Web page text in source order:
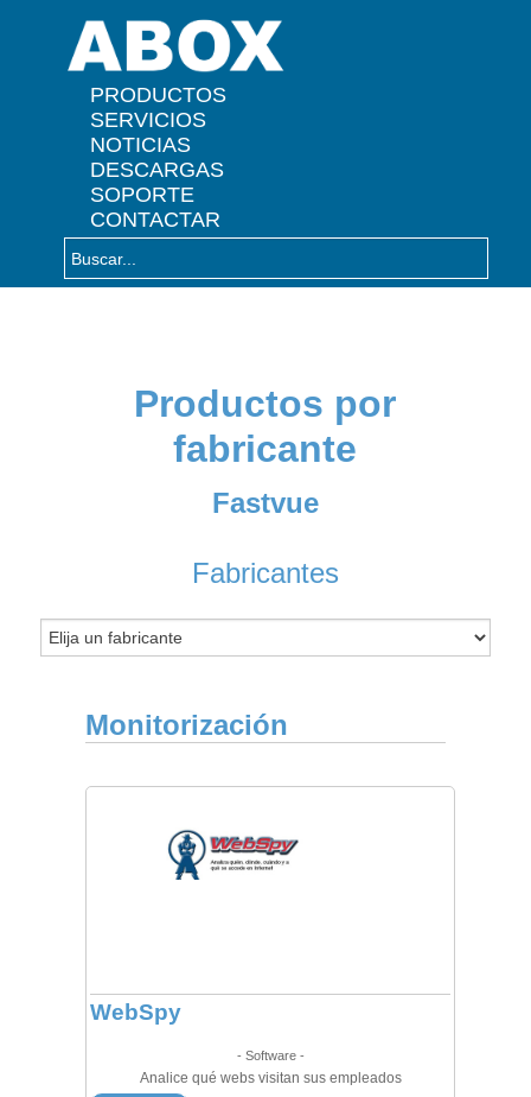
PRODUCTOS
SERVICIOS
NOTICIAS
DESCARGAS
SOPORTE
CONTACTAR
Productos por
fabricante
Fastvue
Fabricantes
Monitorización
WebSpy
- Software -
Analice qué webs visitan sus empleados